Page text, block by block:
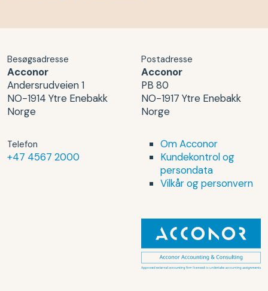
Besøgsadresse
Acconor
Andersrudveien 1
NO-1914 Ytre Enebakk
Norge
Postadresse
Acconor
PB 80
NO-1917 Ytre Enebakk
Norge
Telefon
+47 4567 2000
Om Acconor
Kundekontrol og
persondata
Vilkår og personvern